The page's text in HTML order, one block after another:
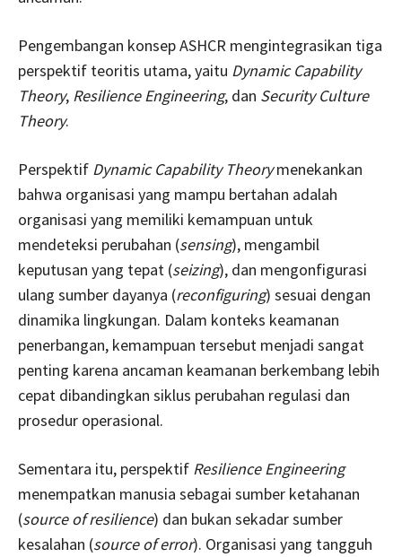
Pengembangan konsep ASHCR mengintegrasikan tiga
perspektif teoritis utama, yaitu Dynamic Capability
Theory, Resilience Engineering, dan Security Culture
Theory.
Perspektif Dynamic Capability Theorymenekankan
bahwa organisasi yang mampu bertahan adalah
organisasi yang memiliki kemampuan untuk
mendeteksi perubahan (sensing), mengambil
keputusan yang tepat (seizing), dan mengonfigurasi
ulang sumber dayanya (reconfiguring) sesuai dengan
dinamika lingkungan. Dalam konteks keamanan
penerbangan, kemampuan tersebut menjadi sangat
penting karena ancaman keamanan berkembang lebih
cepat dibandingkan siklus perubahan regulasi dan
prosedur operasional.
Sementara itu, perspektif Resilience Engineering
menempatkan manusia sebagai sumber ketahanan
(source of resilience) dan bukan sekadar sumber
kesalahan (source of error). Organisasi yang tangguh